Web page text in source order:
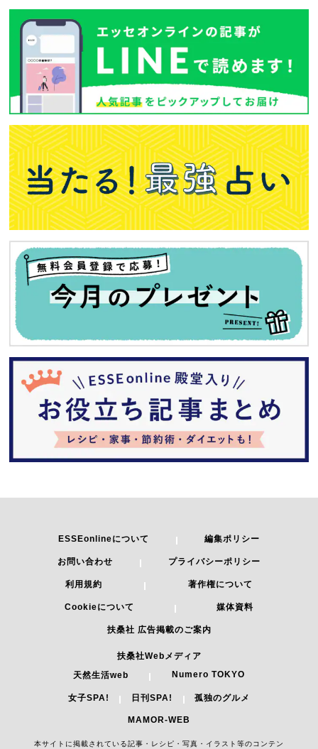
ESSEonlineについて 編集ポリシー
お問い合わせ プライバシーポリシー
利用規約 著作権について
Cookieについて 媒体資料
扶桑社 広告掲載のご案内
扶桑社Webメディア
天然生活web
Numero TOKYO
女子SPA! 日刊SPA! 孤独のグルメ
MAMOR-WEB
本サイトに掲載されている記事・レシピ・写真・イラスト等のコンテン